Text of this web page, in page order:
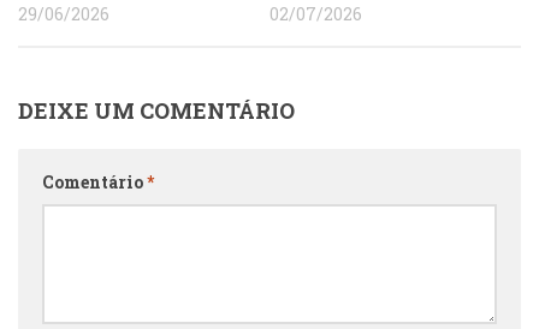
29/06/2026 02/07/2026
DEIXE UM COMENTÁRIO
Comentário*